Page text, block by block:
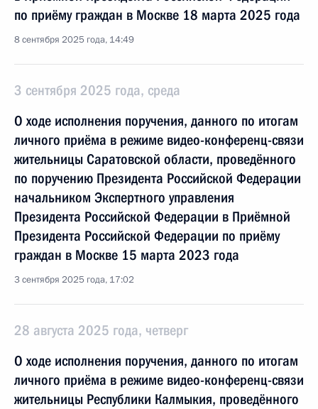
по приёму граждан в Москве 18 марта 2025 года
8 сентября 2025 года, 14:49
3 сентября 2025 года, среда
О ходе исполнения поручения, данного по итогам
личного приёма в режиме видео-конференц-связи
жительницы Саратовской области, проведённого
по поручению Президента Российской Федерации
начальником Экспертного управления
Президента Российской Федерации в Приёмной
Президента Российской Федерации по приёму
граждан в Москве 15 марта 2023 года
3 сентября 2025 года, 17:02
28 августа 2025 года, четверг
О ходе исполнения поручения, данного по итогам
личного приёма в режиме видео-конференц-связи
жительницы Республики Калмыкия, проведённого